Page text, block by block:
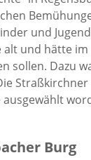
und
und hätte
sollen. Dazu
Burg